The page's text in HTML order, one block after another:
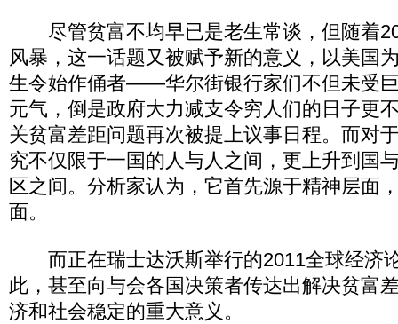
尽管贫富不均早已是老生常谈，但随着
风暴，这一话题又被赋予新的意义，以美国
生令始作俑者——华尔街银行家们不但未受
元气，倒是政府大力减支令穷人们的日子更
关贫富差距问题再次被提上议事日程。而对
究不仅限于一国的人与人之间，更上升到国
区之间。分析家认为，它首先源于精神层面
面。
而正在瑞士达沃斯举行的2011全球经济
此，甚至向与会各国决策者传达出解决贫富
济和社会稳定的重大意义。